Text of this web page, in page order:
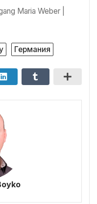
Maria Weber |
Германия